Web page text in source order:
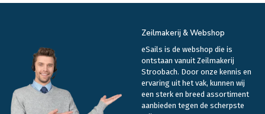
Zeilmakerij & Webshop
eSails is de webshop die is
ontstaan vanuit Zeilmakerij
Stroobach. Door onze kennis en
ervaring uit het vak, kunnen wij
een sterk en breed assortiment
aanbieden tegen de scherpste